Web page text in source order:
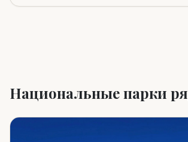
Национальные парки